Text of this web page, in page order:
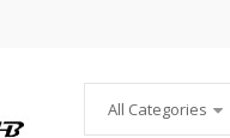
All Categories